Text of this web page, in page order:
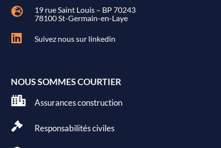

19 rue Saint Louis – BP 70243
78100 St-Germain-en-Laye
 Suivez nous sur linkedin
NOUS SOMMES COURTIER
 Assurances construction
 Responsabilités civiles